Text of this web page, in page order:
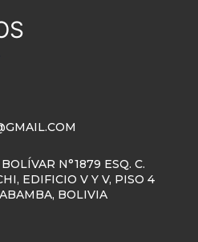
N°1879 ESQ. C.
EDIFICIO V Y V, PISO 4
BOLIVIA